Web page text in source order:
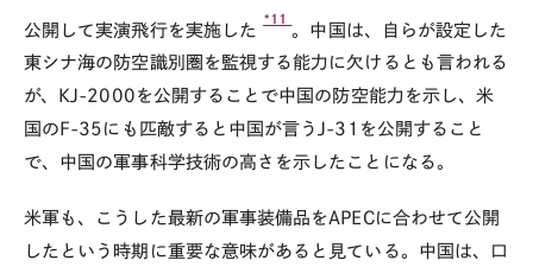
公開して実演飛行を実施した
*11
。中国は、自らが設定した
東シナ海の防空識別圏を監視する能力に欠けるとも言われる
が、KJ-2000を公開することで中国の防空能力を示し、米
国のF-35にも匹敵すると中国が言うJ-31を公開すること
で、中国の軍事科学技術の高さを示したことになる。
米軍も、こうした最新の軍事装備品をAPECに合わせて公開
したという時期に重要な意味があると見ている。中国は、口